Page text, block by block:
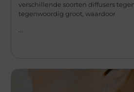
verschillende soorten diffusers
tegenwoordig groot, waardoor
...